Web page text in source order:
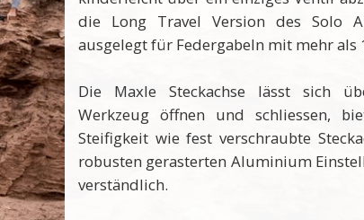
die Long Travel Version des Solo
ausgelegt für Federgabeln mit mehr als
Die Maxle Steckachse lässt sich
Werkzeug öffnen und schliessen,
Steifigkeit wie fest verschraubte
robusten gerasterten Aluminium
verständlich.